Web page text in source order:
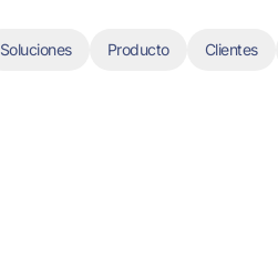
Soluciones Producto Clientes